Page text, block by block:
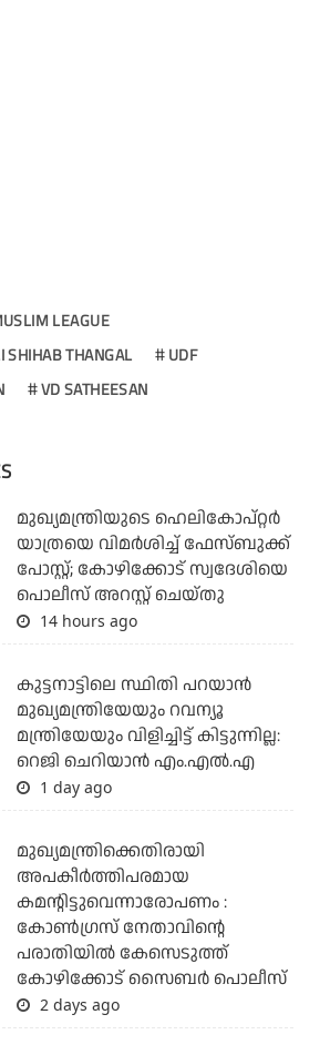
LEAGUE
SHIHAB THANGAL
UDF
VD SATHEESAN
മുഖ്യമന്ത്രിയുടെ ഹെലികോപ്റ്റര്‍
യാത്രയെ വിമര്‍ശിച്ച് ഫേസ്ബുക്ക്
പോസ്റ്റ്; കോഴിക്കോട് സ്വദേശിയെ
പൊലീസ് അറസ്റ്റ് ചെയ്തു
14 hours ago
കുട്ടനാട്ടിലെ സ്ഥിതി പറയാന്‍
മുഖ്യമന്ത്രിയേയും റവന്യൂ
മന്ത്രിയേയും വിളിച്ചിട്ട് കിട്ടുന്നില്ല:
റെജി ചെറിയാന്‍ എം.എല്‍.എ
1 day ago
മുഖ്യമന്ത്രിക്കെതിരായി
അപകീര്‍ത്തിപരമായ
കമന്റിട്ടുവെന്നാരോപണം :
കോണ്‍ഗ്രസ് നേതാവിന്റെ
പരാതിയില്‍ കേസെടുത്ത്
കോഴിക്കോട് സൈബര്‍ പൊലീസ്
2 days ago